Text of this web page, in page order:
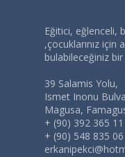
Eğitici, eğlenceli,
,çocuklarınız için
bulabileceğiniz
39 Salamis Yolu,
Ismet Inonu
Magusa,
+ (90) 392 365
+ (90) 548 835 06